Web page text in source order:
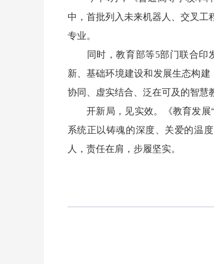
中，首批列入未来机器人、交叉工
专业。
同时，教育部等5部门联合印发
新、基础环境建设和发展生态构
协同、虚实结合、泛在可及的智
开新局，见实效。《教育发展“
系统正以铸魂的深度、关爱的温
人，责任在肩，步履坚实。